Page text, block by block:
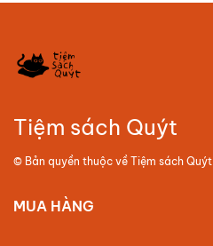
Tiệm sách Quýt
© Bản quyền thuộc về Tiệm sách Quýt
MUA HÀNG